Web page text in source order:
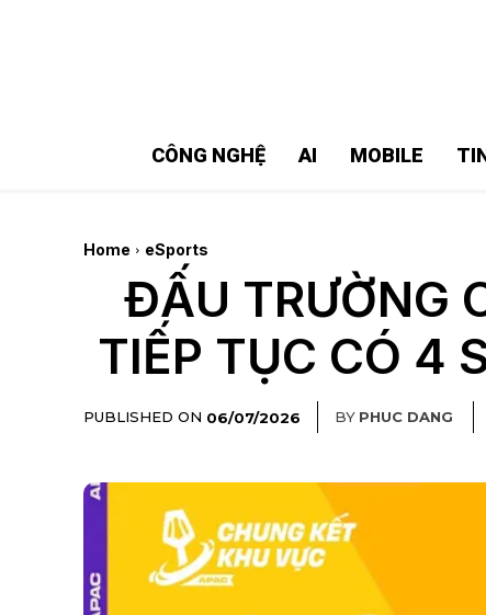
CÔNG NGHỆ AI MOBILE
Home eSports
ĐẤU TRƯỜNG
TIẾP TỤC CÓ 4
PUBLISHED ON 06/07/2026 BY PHUC DANG